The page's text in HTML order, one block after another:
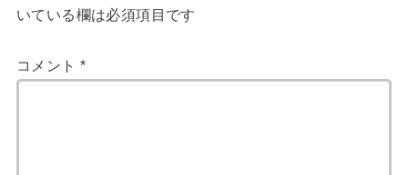
いている欄は必須項目です
コメント *